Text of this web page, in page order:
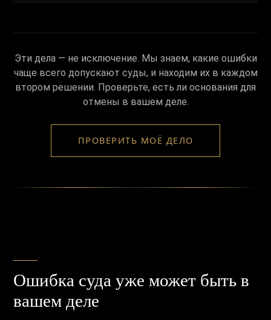
Эти дела — не исключение. Мы знаем, какие ошибки
чаще всего допускают суды, и находим их в каждом
втором решении. Проверьте, есть ли основания для
отмены в вашем деле.
ПРОВЕРИТЬ МОЁ ДЕЛО
Ошибка суда уже может быть в
вашем деле